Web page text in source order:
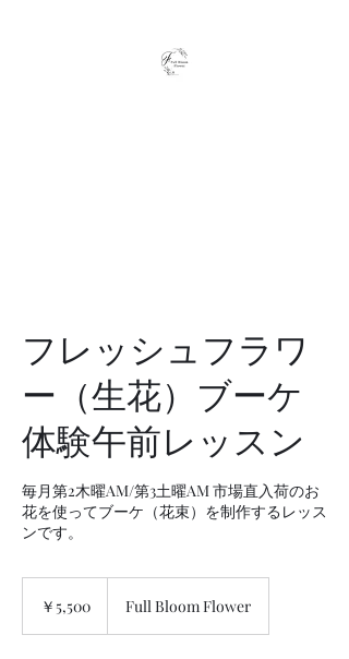
フレッシュフラワ
ー（生花）ブーケ
体験午前レッスン
毎月第2木曜AM/第3土曜AM 市場直入荷のお
花を使ってブーケ（花束）を制作するレッス
ンです。
￥5,500 Full Bloom Flower